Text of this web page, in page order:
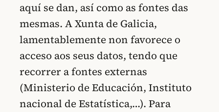
aquí se dan, así como as fontes das
mesmas. A Xunta de Galicia,
lamentablemente non favorece o
acceso aos seus datos, tendo que
recorrer a fontes externas
(Ministerio de Educación, Instituto
nacional de Estatística,…). Para